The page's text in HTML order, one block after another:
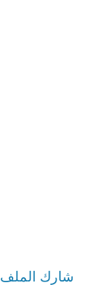
شارك الملف